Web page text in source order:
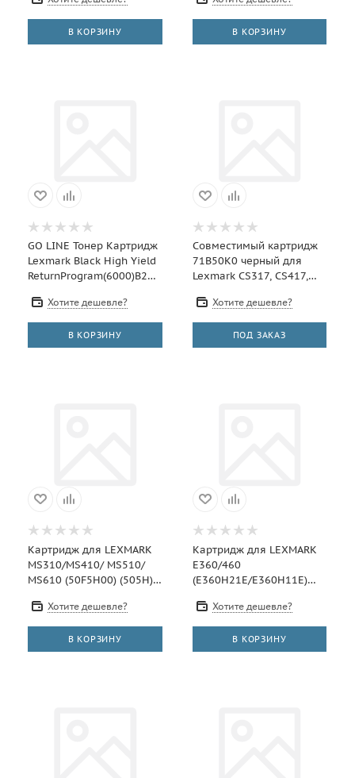
В КОРЗИНУ В КОРЗИНУ
GO LINE Тонер Картридж
Lexmark Black High Yield
ReturnProgram(6000)B2442dw,MB2442adwe,
Хотите дешевле?
В КОРЗИНУ
Совместимый картридж
71B50K0 черный для
Lexmark CS317, CS417,
CX517 - 3K
Хотите дешевле?
ПОД ЗАКАЗ
Картридж для LEXMARK
MS310/MS410/ MS510/
MS610 (50F5H00) (505H)
Premium
Хотите дешевле?
В КОРЗИНУ
Картридж для LEXMARK
E360/460
(E360H21E/E360H11E)
Хотите дешевле?
В КОРЗИНУ